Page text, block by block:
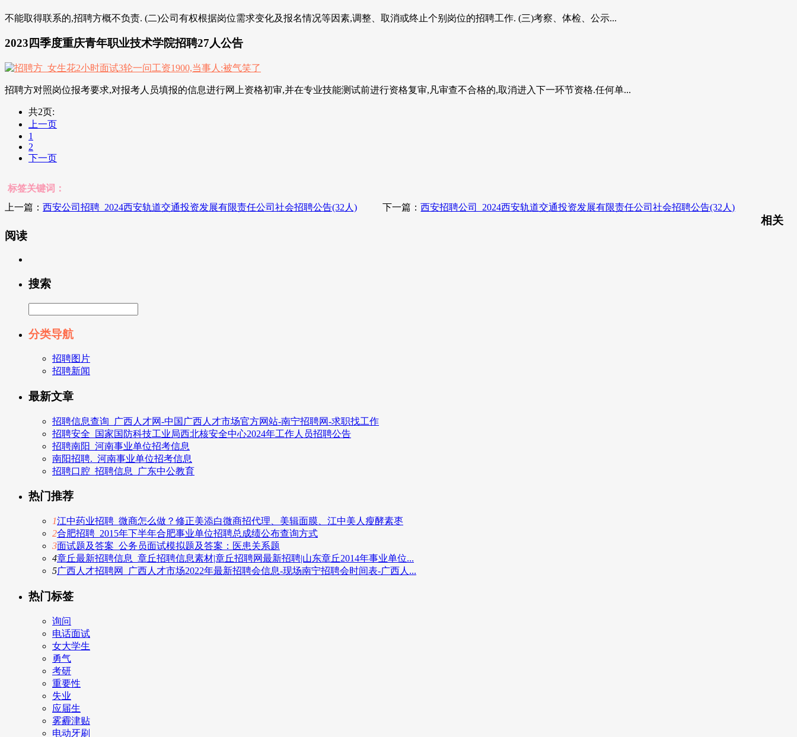
不能取得联系的,招聘方概不负责. (二)公司有权根据岗位需求变化及报名情况等因素,调整、取消或终止个别岗位的招聘工作. (三)考察、体检、公示...
2023四季度重庆青年职业技术学院招聘27人公告
招聘方对照岗位报考要求,对报考人员填报的信息进行网上资格初审,并在专业技能测试前进行资格复审,凡审查不合格的,取消进入下一环节资格.任何单...
共2页:
上一页
1
2
下一页
标签关键词：
上一篇： 西安公司招聘_2024西安轨道交通投资发展有限责任公司社会招聘公告(32人) 下一篇：西安招聘公司_2024西安轨道交通投资发展有限责任公司社会招聘公告(32人)
相关
阅读
搜索
分类导航
招聘图片
招聘新闻
最新文章
招聘信息查询_广西人才网-中国广西人才市场官方网站-南宁招聘网-求职找工作
招聘安全_国家国防科技工业局西北核安全中心2024年工作人员招聘公告
招聘南阳_河南事业单位招考信息
南阳招聘._河南事业单位招考信息
招聘口腔_招聘信息_广东中公教育
热门推荐
1江中药业招聘_微商怎么做？修正美添白微商招代理、美辑面膜、江中美人瘦酵素枣
2合肥招聘_2015年下半年合肥事业单位招聘总成绩公布查询方式
3面试题及答案_公务员面试模拟题及答案：医患关系题
4章丘最新招聘信息_章丘招聘信息素材|章丘招聘网最新招聘|山东章丘2014年事业单位...
5广西人才招聘网_广西人才市场2022年最新招聘会信息-现场南宁招聘会时间表-广西人...
热门标签
询问
电话面试
女大学生
勇气
考研
重要性
失业
应届生
雾霾津贴
电动牙刷